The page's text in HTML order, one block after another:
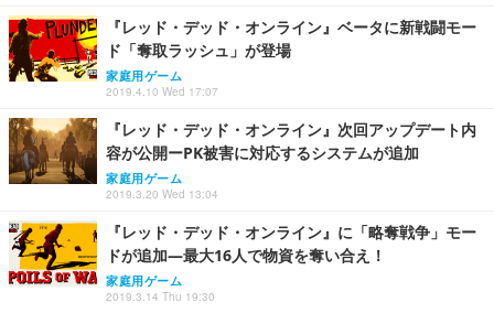
『レッド・デッド・オンライン』ベータに新戦闘モー
ド「奪取ラッシュ」が登場
家庭用ゲーム
2019.4.10 Wed 17:07
『レッド・デッド・オンライン』次回アップデート内
容が公開ーPK被害に対応するシステムが追加
家庭用ゲーム
2019.3.20 Wed 13:04
『レッド・デッド・オンライン』に「略奪戦争」モー
ドが追加―最大16人で物資を奪い合え！
家庭用ゲーム
2019.3.14 Thu 19:30